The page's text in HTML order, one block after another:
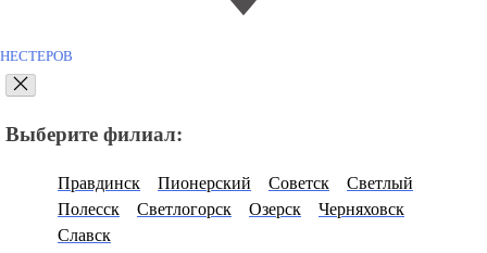
НЕСТЕРОВ
Выберите филиал:
Правдинск Пионерский Советск
Светлый
Полесск
Светлогорск Озерск
Черняховск
Славск